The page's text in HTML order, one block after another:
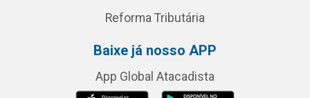
Reforma Tributária
Baixe já nosso APP
App Global Atacadista